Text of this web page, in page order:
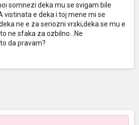
somnezi deka mu se svigam bile
vistinata e deka i toj mene mi se
ne e za seriozni vrski,deka se mu e
ne sfaka za ozbilno...Ne
da pravam?